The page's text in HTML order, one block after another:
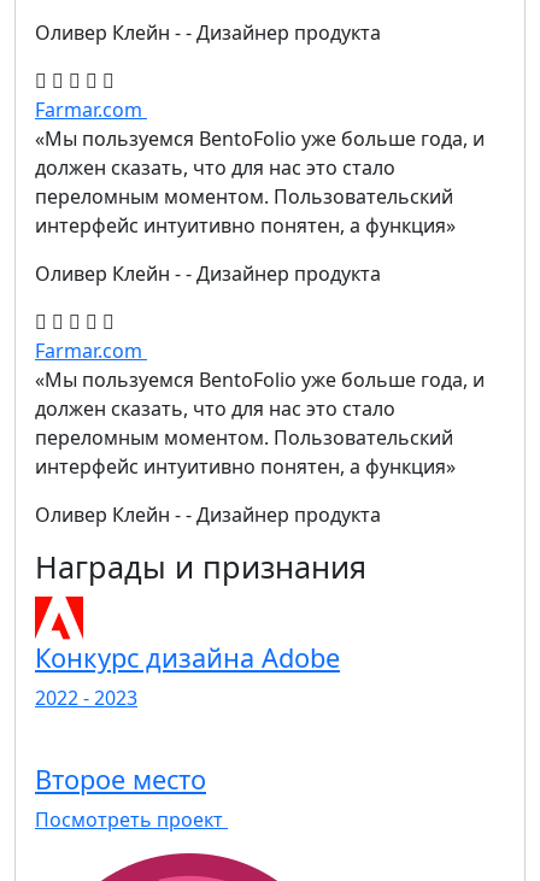
Оливер Клейн - - Дизайнер продукта
Farmar.com
«Мы пользуемся BentoFolio уже больше года, и
должен сказать, что для нас это стало
переломным моментом. Пользовательский
интерфейс интуитивно понятен, а функция»
Оливер Клейн - - Дизайнер продукта
Farmar.com
«Мы пользуемся BentoFolio уже больше года, и
должен сказать, что для нас это стало
переломным моментом. Пользовательский
интерфейс интуитивно понятен, а функция»
Оливер Клейн - - Дизайнер продукта
Награды и признания
Конкурс дизайна Adobe
2022 - 2023
Второе место
Посмотреть проект